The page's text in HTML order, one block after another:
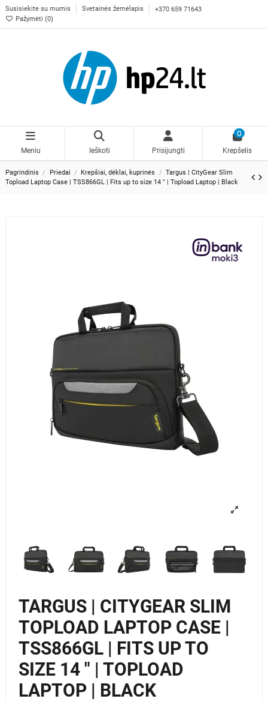
Susisiekite su mumis Svetainės žemėlapis
+370 659 71643
Pažymėti (0)
Meniu Ieškoti Prisijungti
0
Krepšelis
Pagrindinis Priedai Krepšiai, dėklai, kuprinės
Targus | CityGear Slim
Topload Laptop Case | TSS866GL | Fits up to size 14 " | Topload Laptop | Black
TARGUS | CITYGEAR SLIM
TOPLOAD LAPTOP CASE |
TSS866GL | FITS UP TO
SIZE 14 " | TOPLOAD
LAPTOP | BLACK